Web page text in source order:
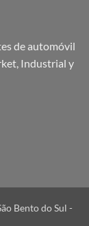
de automóvil
Industrial y
Bento do Sul -